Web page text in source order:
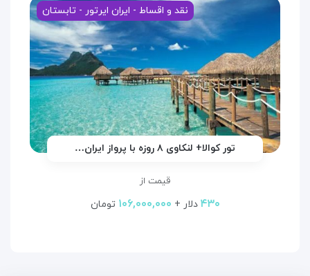
نقد و اقساط - ایران ایرتور - تابستان
تور کوالا+ لنکاوی ۸ روزه با پرواز ایران…
قیمت از
۴۳۰ دلار + ۱۰۶,۰۰۰,۰۰۰ تومان